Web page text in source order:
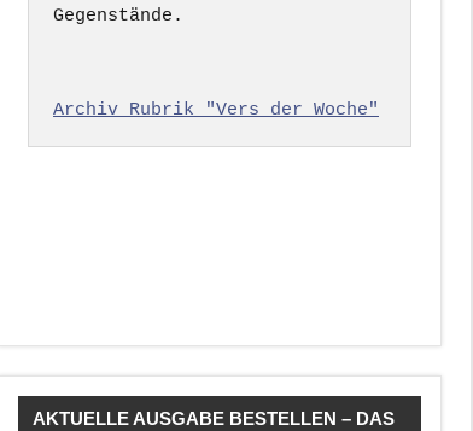
Gegenstände.
Archiv Rubrik "Vers der Woche"
AKTUELLE AUSGABE BESTELLEN – DAS